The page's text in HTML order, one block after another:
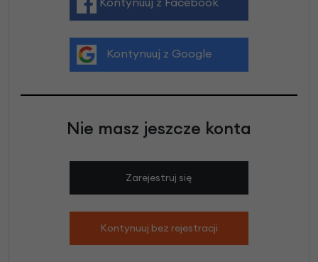
Kontynuuj z Google
Nie masz jeszcze konta
Zarejestruj się
Kontynuuj bez rejestracji